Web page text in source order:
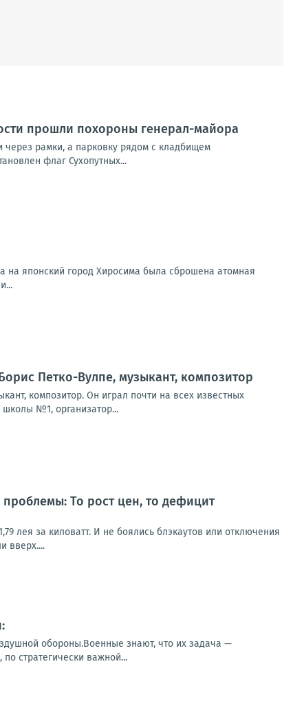
прошли похороны генерал-майора
через рамки, а парковку рядом с кладбищем
флаг Сухопутных...
на японский город Хиросима была сброшена атомная
Петко-Вулпе, музыкант, композитор
композитор. Он играл почти на всех известных
школы №1, организатор...
проблемы: То рост цен, то дефицит
лея за киловатт. И не боялись блэкаутов или отключения
вверх....
обороны.Военные знают, что их задача —
стратегически важной...